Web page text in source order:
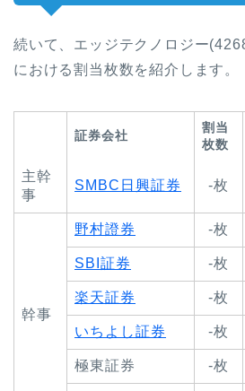
続いて、エッジテクノロジー
における割当枚数を紹介します。
証券会社
割当
枚数
主幹
事
SMBC日興証券 -枚
幹事
野村證券 -枚
SBI証券 -枚
楽天証券 -枚
いちよし証券 -枚
極東証券 -枚